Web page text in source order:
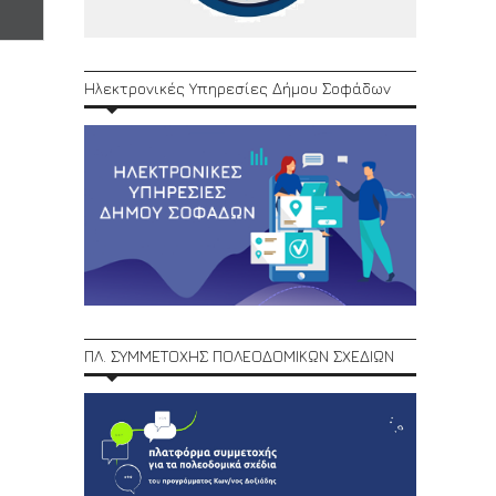
Ηλεκτρονικές Υπηρεσίες Δήμου Σοφάδων
ΠΛ. ΣΥΜΜΕΤΟΧΗΣ ΠΟΛΕΟΔΟΜΙΚΩΝ ΣΧΕΔΙΩΝ